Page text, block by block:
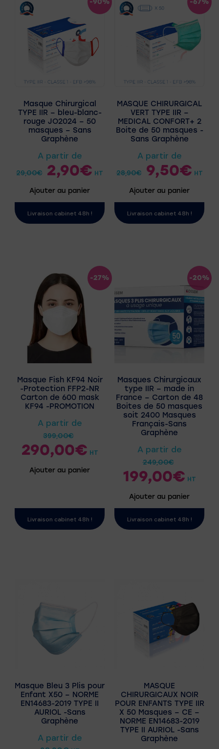
Masque Chirurgical
TYPE IIR – bleu-blanc-
rouge JO2024 – 50
masques – Sans
Graphène
A partir de
29,00€ 2,90€ HT
Ajouter au panier
Livraison cabinet 48h !
MASQUE CHIRURGICAL
VERT TYPE IIR –
MEDICAL CONFORT+ 2
Boite de 50 masques -
Sans Graphène
A partir de
28,90€ 9,50€ HT
Ajouter au panier
Livraison cabinet 48h !
-27%
Masque Fish KF94 Noir
-Protection FFP2-NR
Carton de 600 mask
KF94 -PROMOTION
A partir de
399,00€
290,00€ HT
Ajouter au panier
Livraison cabinet 48h !
-20%
Masques Chirurgicaux
type IIR – made in
France – Carton de 48
Boites de 50 masques
soit 2400 Masques
Français-Sans
Graphène
A partir de
249,00€
199,00€ HT
Ajouter au panier
Livraison cabinet 48h !
Masque Bleu 3 Plis pour
Enfant X50 – NORME
EN14683-2019 TYPE II
AURIOL -Sans
Graphène
A partir de
MASQUE
CHIRURGICAUX NOIR
POUR ENFANTS TYPE IIR
X 50 Masques – CE –
NORME EN14683-2019
TYPE II AURIOL -Sans
Graphène